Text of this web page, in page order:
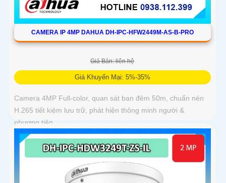
CAMERA IP 4MP DAHUA DH-IPC-HFW2449M-AS-B-PRO
Giá Bán: liên hệ
Giá Khuyến Mại: 5%-35%
Camera 4MP Full-color, quan sát ban đêm 50m, chuẩn nén
H.265 tiết kiệm lưu trữ, phát hiện thông minh người &
phương tiện